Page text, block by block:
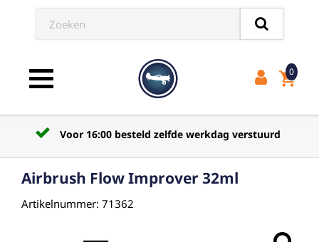
Toggle navigation shopping_cart
0
Voor 16:00 besteld zelfde werkdag verstuurd
Airbrush Flow Improver 32ml
Artikelnummer: 71362